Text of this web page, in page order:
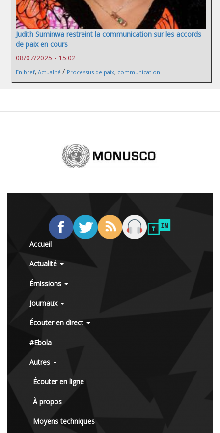
Judith Suminwa restreint la communication sur les accords
de paix en cours
08/07/2025 - 15:02
En bref, Actualité / Processus de paix, communication
Accueil
Actualité
Émissions
Journaux
Écouter en direct
#Ebola
Autres
Écouter en ligne
À propos
Moyens techniques